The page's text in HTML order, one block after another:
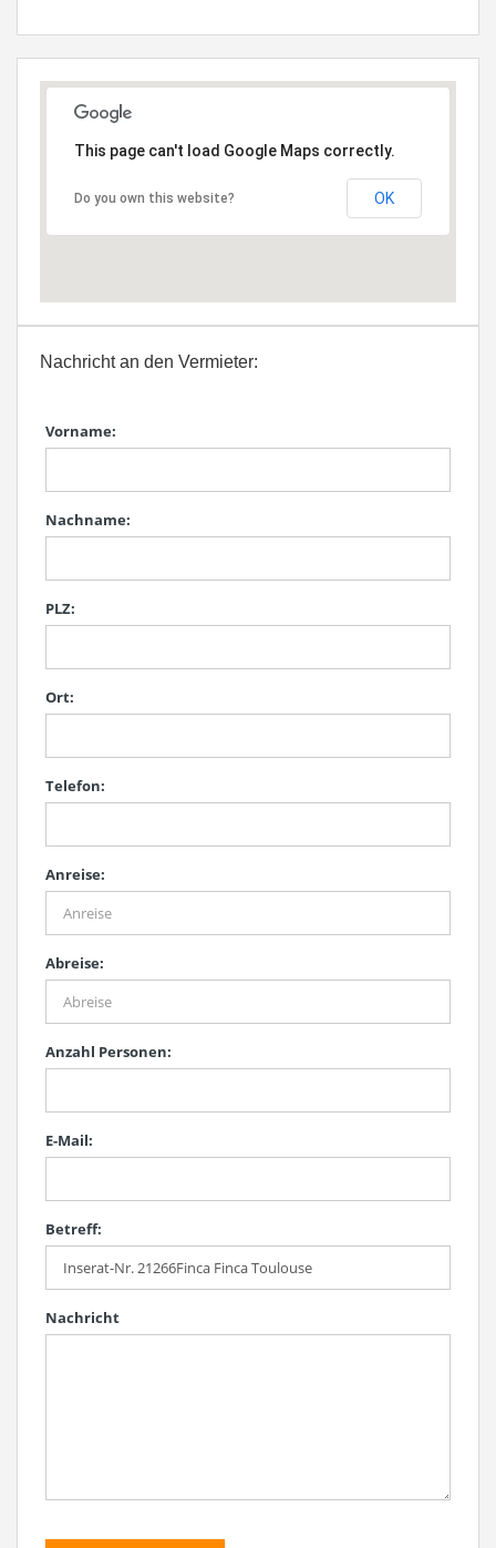
This page can't load Google Maps correctly.
Do you own this website? OK
Nachricht an den Vermieter:
Vorname:
Nachname:
PLZ:
Ort:
Telefon:
Anreise:
Abreise:
Anzahl Personen:
E-Mail:
Betreff:
Nachricht